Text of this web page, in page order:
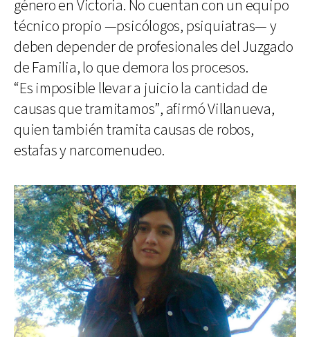
género en Victoria. No cuentan con un equipo
técnico propio —psicólogos, psiquiatras— y
deben depender de profesionales del Juzgado
de Familia, lo que demora los procesos.
“Es imposible llevar a juicio la cantidad de
causas que tramitamos”, afirmó Villanueva,
quien también tramita causas de robos,
estafas y narcomenudeo.